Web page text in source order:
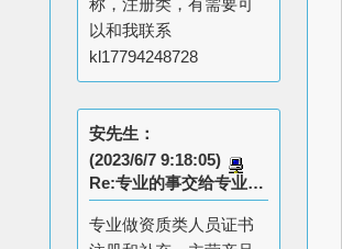
称，注册类，有需要可
以和我联系
kl17794248728
安先生：
(2023/6/7 9:18:05)
Re:专业的事交给专业的人做
专业做资质类人员证书